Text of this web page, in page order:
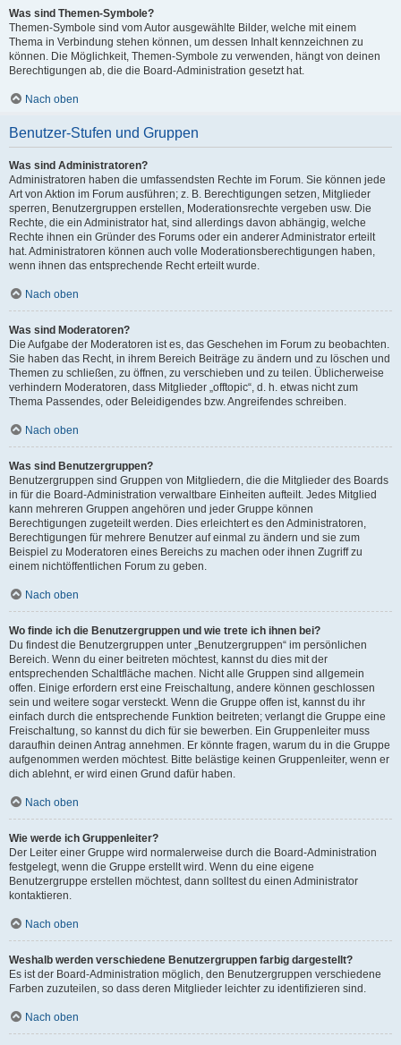
Was sind Themen-Symbole?
Themen-Symbole sind vom Autor ausgewählte Bilder, welche mit einem
Thema in Verbindung stehen können, um dessen Inhalt kennzeichnen zu
können. Die Möglichkeit, Themen-Symbole zu verwenden, hängt von deinen
Berechtigungen ab, die die Board-Administration gesetzt hat.
Nach oben
Benutzer-Stufen und Gruppen
Was sind Administratoren?
Administratoren haben die umfassendsten Rechte im Forum. Sie können jede
Art von Aktion im Forum ausführen; z. B. Berechtigungen setzen, Mitglieder
sperren, Benutzergruppen erstellen, Moderationsrechte vergeben usw. Die
Rechte, die ein Administrator hat, sind allerdings davon abhängig, welche
Rechte ihnen ein Gründer des Forums oder ein anderer Administrator erteilt
hat. Administratoren können auch volle Moderationsberechtigungen haben,
wenn ihnen das entsprechende Recht erteilt wurde.
Nach oben
Was sind Moderatoren?
Die Aufgabe der Moderatoren ist es, das Geschehen im Forum zu beobachten.
Sie haben das Recht, in ihrem Bereich Beiträge zu ändern und zu löschen und
Themen zu schließen, zu öffnen, zu verschieben und zu teilen. Üblicherweise
verhindern Moderatoren, dass Mitglieder „offtopic“, d. h. etwas nicht zum
Thema Passendes, oder Beleidigendes bzw. Angreifendes schreiben.
Nach oben
Was sind Benutzergruppen?
Benutzergruppen sind Gruppen von Mitgliedern, die die Mitglieder des Boards
in für die Board-Administration verwaltbare Einheiten aufteilt. Jedes Mitglied
kann mehreren Gruppen angehören und jeder Gruppe können
Berechtigungen zugeteilt werden. Dies erleichtert es den Administratoren,
Berechtigungen für mehrere Benutzer auf einmal zu ändern und sie zum
Beispiel zu Moderatoren eines Bereichs zu machen oder ihnen Zugriff zu
einem nichtöffentlichen Forum zu geben.
Nach oben
Wo finde ich die Benutzergruppen und wie trete ich ihnen bei?
Du findest die Benutzergruppen unter „Benutzergruppen“ im persönlichen
Bereich. Wenn du einer beitreten möchtest, kannst du dies mit der
entsprechenden Schaltfläche machen. Nicht alle Gruppen sind allgemein
offen. Einige erfordern erst eine Freischaltung, andere können geschlossen
sein und weitere sogar versteckt. Wenn die Gruppe offen ist, kannst du ihr
einfach durch die entsprechende Funktion beitreten; verlangt die Gruppe eine
Freischaltung, so kannst du dich für sie bewerben. Ein Gruppenleiter muss
daraufhin deinen Antrag annehmen. Er könnte fragen, warum du in die Gruppe
aufgenommen werden möchtest. Bitte belästige keinen Gruppenleiter, wenn er
dich ablehnt, er wird einen Grund dafür haben.
Nach oben
Wie werde ich Gruppenleiter?
Der Leiter einer Gruppe wird normalerweise durch die Board-Administration
festgelegt, wenn die Gruppe erstellt wird. Wenn du eine eigene
Benutzergruppe erstellen möchtest, dann solltest du einen Administrator
kontaktieren.
Nach oben
Weshalb werden verschiedene Benutzergruppen farbig dargestellt?
Es ist der Board-Administration möglich, den Benutzergruppen verschiedene
Farben zuzuteilen, so dass deren Mitglieder leichter zu identifizieren sind.
Nach oben